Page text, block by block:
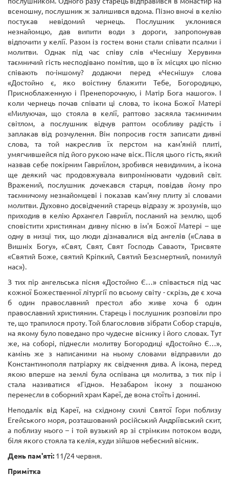
всеношну, послушник ж залишився вдома. Пізно вночі в келію
постукав невідомий чернець. Послушник уклонився
незнайомцю, дав випити води з дороги, запропонував
відпочити у келії. Разом із гостем вони стали співати псалми і
молитви. Однак під час співу слів «Чеснішу Херувим»
таємничий гість несподівано помітив, що в їх місцях цю пісню
співають по-іншому? додаючи перед «Чеснішу» слова
«Достойно є, яко воістину блажити Тебе, Богородицю,
Присноблаженную і Пренепорочную, і Матір Бога нашого». І
коли чернець почав співати ці слова, то ікона Божої Матері
«Милуюча», що стояла в келії, раптово засяяла таємничим
світлом, а послушник відчув раптом особливу радість і
заплакав від розчулення. Він попросив гостя записати дивні
слова, та той накреслив їх перстом на кам'яній плиті,
умягчившейся під його рукою наче віск. Після цього гість, який
назвав себе покірним Гавриїлом, зробився невидимим, а ікона
ще деякий час продовжувала випромінювати чудовий світ.
Вражений, послушник дочекався старця, повідав йому про
таємничому незнайомцеві і показав кам'яну плиту зі словами
молитви. Духовно досвідчений старець відразу ж зрозумів, що
приходив в келію Архангел Гавриїл, посланий на землю, щоб
сповістити християнам дивну пісню в ім'я Божої Матері – ще
одну в низці тих, що люди дізнавалися від ангелів («Слава в
Вишніх Богу», «Свят, Свят, Свят Господь Саваот», Трисвяте
«Святий Боже, святий Кріпкий, Святий Безсмертний, помилуй
нас»).
З тих пір ангельська пісня «Достойно Є…» співається під час
кожної Божественної літургії по всьому світу - скрізь, де є хоча
б один православний престол або живе хоча б один
православний християнин. Старець і послушник розповіли про
те, що трапилося проту. Той благословив зібрати Собор старців,
на якому було поведано про чудесне віснику і його словах. Тут
же, на соборі, піднесли молитву Богородиці «Достойно Є…»,
камінь же з написаними на ньому словами відправили до
Константинополя патріарху як свідчення дива. А ікона, перед
якою вперше на землі була оспівана ця молитва, з тих пір і
стала називатися «Гідно». Незабаром ікону з пошаною
перенесли в соборний храм Кареї, де вона стоїть і донині.
Неподалік від Кареї, на східному схилі Святої Гори поблизу
Егейського моря, розташований російський Андріївський скит,
а поблизу нього – і той вузький яр зі стрімким потоком води,
біля якого стояла та келія, куди зійшов небесний вісник.
День пам'яті: 11/24 червня.
Примітка